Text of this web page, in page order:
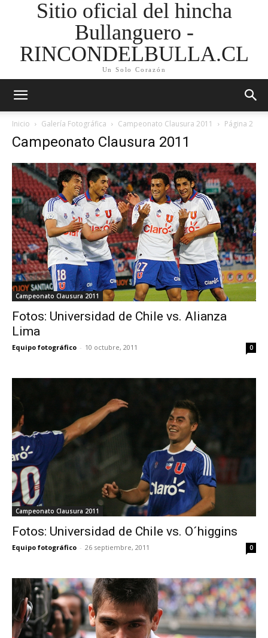
Sitio oficial del hincha
Bullanguero -
RINCONDELBULLA.CL
Un Solo Corazón
Inicio Galería Fotográfica Campeonato Clausura 2011 Página 2
Campeonato Clausura 2011
Campeonato Clausura 2011
Fotos: Universidad de Chile vs. Alianza
Lima
Equipo fotográfico - 10 octubre, 2011 0
Campeonato Clausura 2011
Fotos: Universidad de Chile vs. O´higgins
Equipo fotográfico - 26 septiembre, 2011 0